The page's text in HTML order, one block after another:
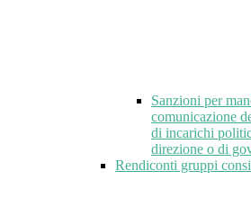
Sanzioni per
comunicazione
di incarichi
direzione o di
Rendiconti gruppi